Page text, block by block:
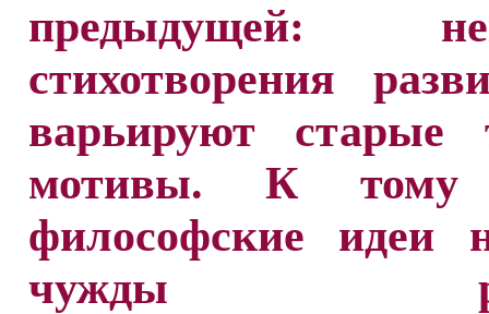
предыдущей:
стихотворения
варьируют
мотивы. К
философские идеи
чужды